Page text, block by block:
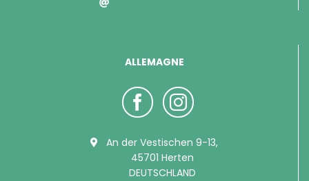
ALLEMAGNE
An der Vestischen 9-13,
45701 Herten
DEUTSCHLAND